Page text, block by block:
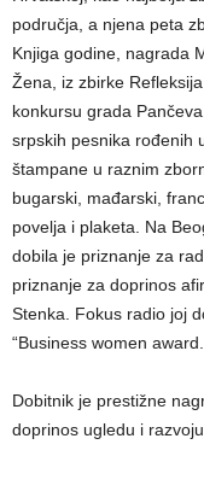
područja, a njena peta
Knjiga godine, nagrada
Žena, iz zbirke
konkursu grada
srpskih pesnika rođenih
štampane u raznim
bugarski, mađarski,
povelja i plaketa. Na
dobila je priznanje za
priznanje za doprinos
Stenka. Fokus radio joj
“Business women award.
Dobitnik je prestižne
doprinos ugledu i